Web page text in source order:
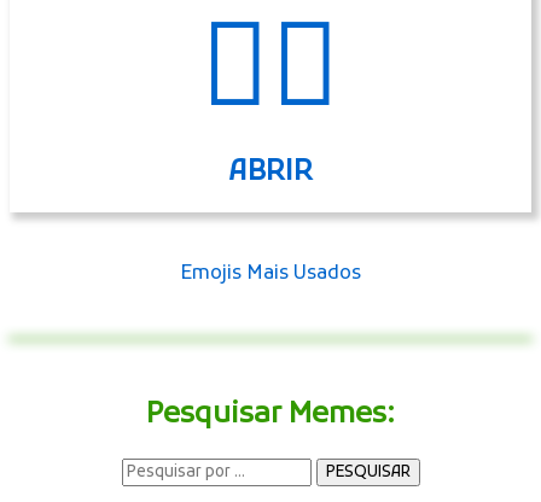
🧟‍♂️
ABRIR
Emojis Mais Usados
Pesquisar Memes: